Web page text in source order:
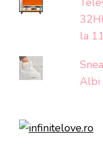
la
Albi